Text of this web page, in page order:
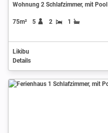
Wohnung 2 Schlafzimmer, mit Pool
75m² 5 2 1
Likibu
Details